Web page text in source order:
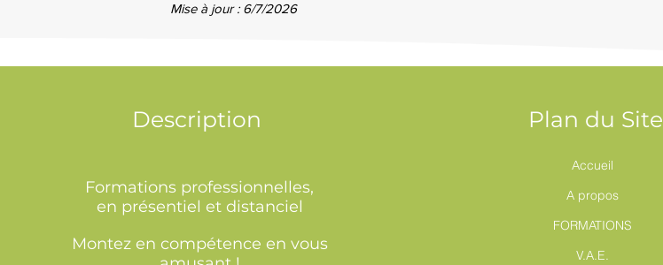
Mise à jour : 6/7/2026
Description
Formations professionnelles,
en présentiel et distanciel
Montez en compétence en vous
Plan du Site
Accueil
A propos
FORMATIONS
V.A.E.